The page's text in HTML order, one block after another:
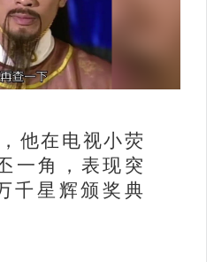
他在电视小荧
一角，表现突
千星辉颁奖典